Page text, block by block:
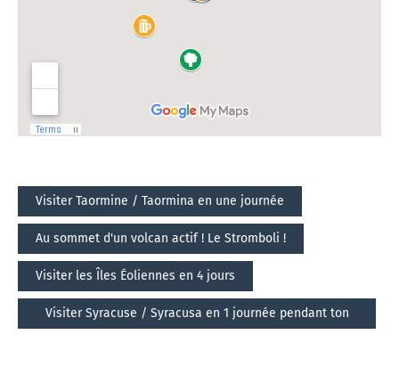
Visiter Taormine / Taormina en une journée
Au sommet d'un volcan actif ! Le Stromboli !
Visiter les Îles Éoliennes en 4 jours
Visiter Syracuse / Syracusa en 1 journée pendant ton